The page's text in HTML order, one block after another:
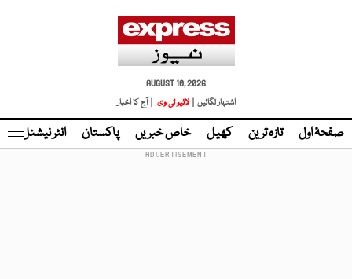
AUGUST 10, 2026
اشتہار لگائیں |
لائیو ٹی وی | آج کا اخبار
صفحۂ اول تازہ ترین کھیل خاص خبریں پاکستان انٹر نیشنل